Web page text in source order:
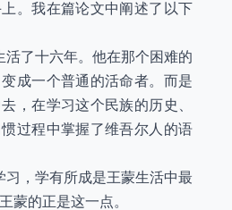
。我在篇论文中阐述了以下
了十六年。他在那个困难的
成一个普通的活命者。而是
，在学习这个民族的历史、
过程中掌握了维吾尔人的语
，学有所成是王蒙生活中最
蒙的正是这一点。